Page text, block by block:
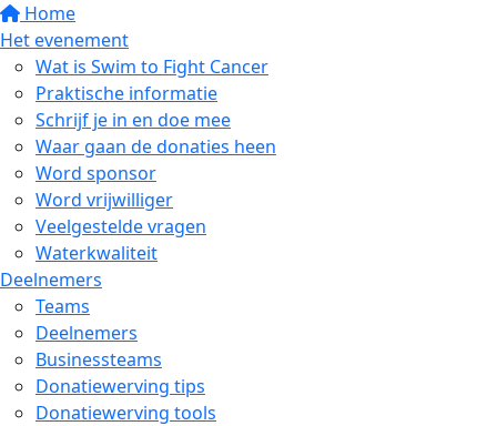
Home
Het evenement
Wat is Swim to Fight Cancer
Praktische informatie
Schrijf je in en doe mee
Waar gaan de donaties heen
Word sponsor
Word vrijwilliger
Veelgestelde vragen
Waterkwaliteit
Deelnemers
Teams
Deelnemers
Businessteams
Donatiewerving tips
Donatiewerving tools